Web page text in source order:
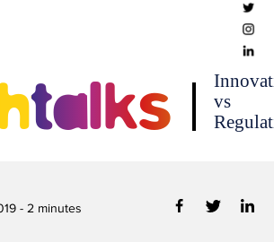
vs
- 2 minutes